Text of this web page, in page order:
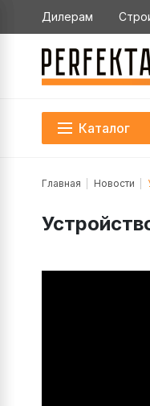
Дилерам
Каталог
Главная Новости